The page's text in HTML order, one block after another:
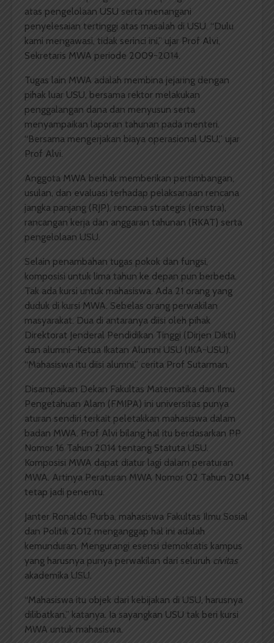
atas pengelolaan USU serta menangani
penyelesaian tertinggi atas masalah di USU. “Dulu
kami mengawasi, tidak serinci ini,” ujar Prof Alvi,
Sekretaris MWA periode 2009-2014.
Tugas lain MWA adalah membina jejaring dengan
pihak luar USU, bersama rektor melakukan
penggalangan dana dan menyusun serta
menyampaikan laporan tahunan pada menteri.
“Bersama mengerjakan biaya operasional USU,” ujar
Prof Alvi.
Anggota MWA berhak memberikan pertimbangan,
usulan, dan evaluasi terhadap pelaksanaan rencana
jangka panjang (RJP), rencana strategis (renstra),
rancangan kerja dan anggaran tahunan (RKAT) serta
pengelolaan USU.
Selain penambahan tugas pokok dan fungsi,
komposisi untuk lima tahun ke depan pun berbeda.
Tak ada kursi untuk mahasiswa. Ada 21 orang yang
duduk di kursi MWA. Sebelas orang perwakilan
masyarakat. Dua di antaranya diisi oleh pihak
Direktorat Jenderal Pendidikan Tinggi (Dirjen Dikti)
dan alumni—Ketua Ikatan Alumni USU (IKA-USU).
“Mahasiswa itu diisi alumni,” cerita Prof Sutarman.
Disampaikan Dekan Fakultas Matematika dan Ilmu
Pengetahuan Alam (FMIPA) ini universitas punya
aturan sendiri terkait peletakkan mahasiswa dalam
badan MWA. Prof Alvi bilang hal itu berdasarkan PP
Nomor 16 Tahun 2014 tentang Statuta USU.
Komposisi MWA dapat diatur lagi dalam peraturan
MWA. Artinya Peraturan MWA Nomor 02 Tahun 2014
tetap jadi penentu.
Janter Ronaldo Purba, mahasiswa Fakultas Ilmu Sosial
dan Politik 2012 menganggap hal ini adalah
kemunduran. Mengurangi esensi demokratis kampus
yang harusnya punya perwakilan dari seluruh civitas
akademika USU.
“Mahasiswa itu objek dari kebijakan di USU, harusnya
dilibatkan,” katanya. Ia sayangkan USU tak beri kursi
MWA untuk mahasiswa.